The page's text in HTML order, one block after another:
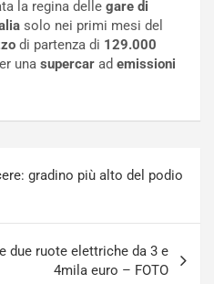
la regina delle gare di
solo nei primi mesi del
di partenza di 129.000
una supercar ad emissioni
gradino più alto del podio
due ruote elettriche da 3 e
4mila euro – FOTO